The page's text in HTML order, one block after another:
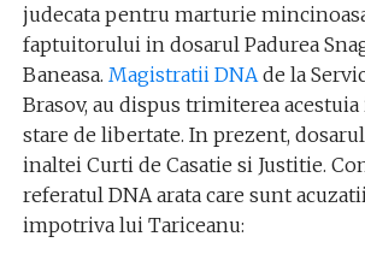
judecata pentru marturie
faptuitorului in dosarul Padurea
Baneasa. Magistratii DNAde la
Brasov, au dispus trimiterea
stare de libertate. In prezent,
inaltei Curti de Casatie si Justitie.
referatul DNA arata care sunt
impotriva lui Tariceanu: